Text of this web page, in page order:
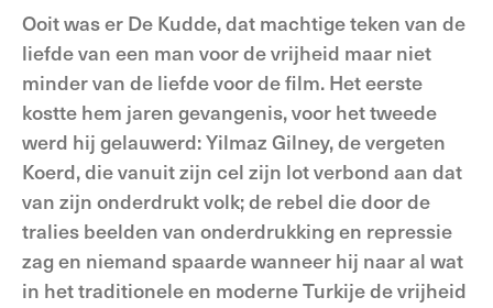
Ooit was er De Kudde, dat machtige teken van de
liefde van een man voor de vrijheid maar niet
minder van de liefde voor de film. Het eerste
kostte hem jaren gevangenis, voor het tweede
werd hij gelauwerd: Yilmaz Gilney, de vergeten
Koerd, die vanuit zijn cel zijn lot verbond aan dat
van zijn onderdrukt volk; de rebel die door de
tralies beelden van onderdrukking en repressie
zag en niemand spaarde wanneer hij naar al wat
in het traditionele en moderne Turkije de vrijheid